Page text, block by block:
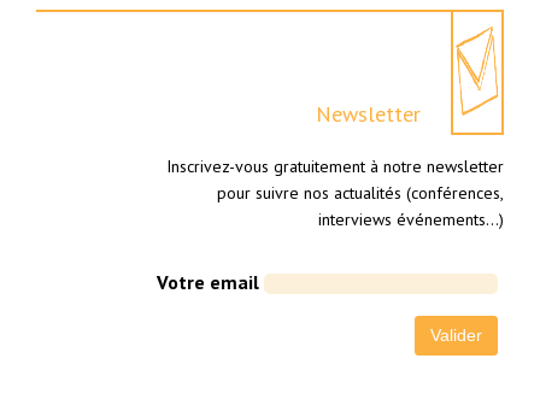
Newsletter
Inscrivez-vous gratuitement à notre newsletter
pour suivre nos actualités (conférences,
interviews événements…)
Votre email